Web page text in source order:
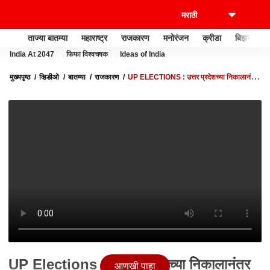
ताज्या बातम्या महाराष्ट्र राजकारण मनोरंजन क्रीडा बिझनेस
India At 2047 फिफा विश्वचषक Ideas of India
मुख्यपृष्ठ व्हिडीओ बातम्या राजकारण
UP ELECTIONS : उत्तर प्रदेशच्या निकालानंतर
UP Elections : उत्तर प्रदेशच्या निकालानंतर
आणखी पाहा